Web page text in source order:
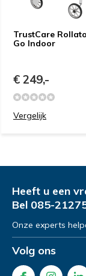
TrustCare
Go Indoor
€ 249,-
Vergelijk
Heeft u een
Bel 085-
Onze experts
Volg ons